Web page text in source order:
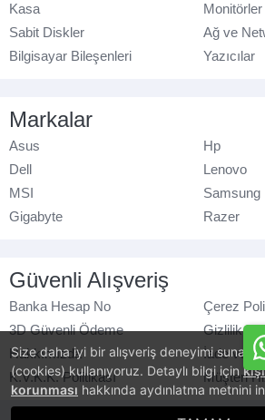
Size daha iyi bir alışveriş deneyimi
(cookies) kullanıyoruz. Detaylı bilgi için
korunması hakkında aydınlatma metnini
Kasa
Monitörler
Sabit Diskler
Ağ ve
Bilgisayar Bileşenleri
Yazıcılar
Markalar
Asus
Hp
Dell
Lenovo
MSI
Samsung
Gigabyte
Razer
Güvenli Alışveriş
Banka Hesap No
Çerez
3D Güvenli Ödeme
Gizlilik
Hakkımızda
İade ve
K.V.K.K. Politikası
Müşteri
© azaraks.com.tr - Tüm hakları